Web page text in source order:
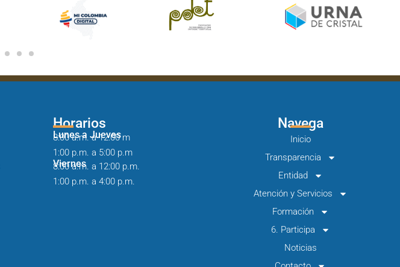
Horarios
Lunes a Jueves
8:00 a.m. a 12:00 m
1:00 p.m. a 5:00 p.m
Viernes
8:00 a.m. a 12:00 p.m.
1:00 p.m. a 4:00 p.m.
Navega
Inicio
Transparencia
Entidad
Atención y Servicios
Formación
6. Participa
Noticias